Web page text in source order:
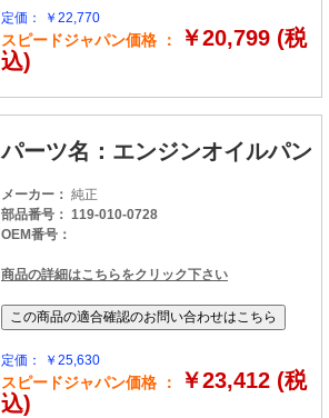
定価： ￥22,770
スピードジャパン価格 ：
￥20,799 (税
込)
パーツ名：エンジンオイルパン
メーカー： 純正
部品番号： 119-010-0728
OEM番号：
商品の詳細はこちらをクリック下さい
定価： ￥25,630
スピードジャパン価格 ：
￥23,412 (税
込)